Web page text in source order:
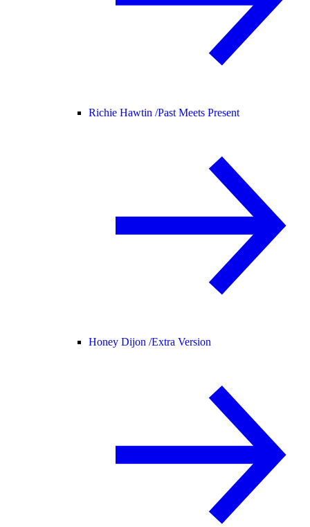
Richie Hawtin /Past Meets Present
Honey Dijon /Extra Version